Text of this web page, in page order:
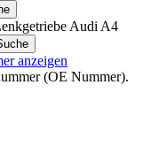
Audi A4
anzeigen
(OE Nummer).